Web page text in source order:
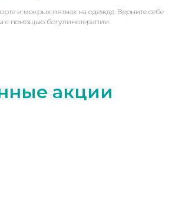
и мокрых пятнах на одежде. Верните себе
с помощью ботулинотерапии.
акции